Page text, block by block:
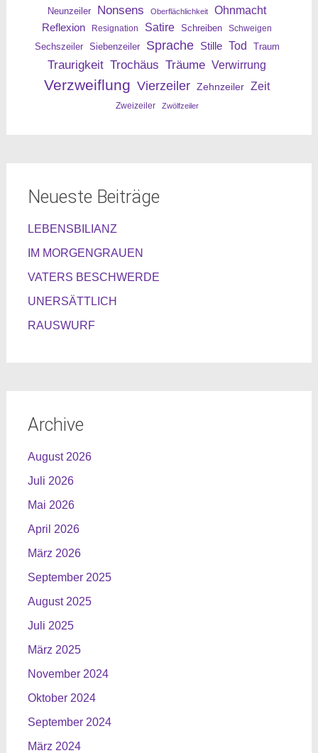
Neunzeiler Nonsens Oberflächlichkeit
Ohnmacht
Reflexion
Resignation Satire Schreiben Schweigen
Sechszeiler Siebenzeiler Sprache Stille Tod Traum
Traurigkeit Trochäus Träume Verwirrung
Verzweiflung Vierzeiler Zehnzeiler Zeit
Zweizeiler Zwölfzeiler
Neueste Beiträge
LEBENSBILIANZ
IM MORGENGRAUEN
VATERS BESCHWERDE
UNERSÄTTLICH
RAUSWURF
Archive
August 2026
Juli 2026
Mai 2026
April 2026
März 2026
September 2025
August 2025
Juli 2025
März 2025
November 2024
Oktober 2024
September 2024
März 2024